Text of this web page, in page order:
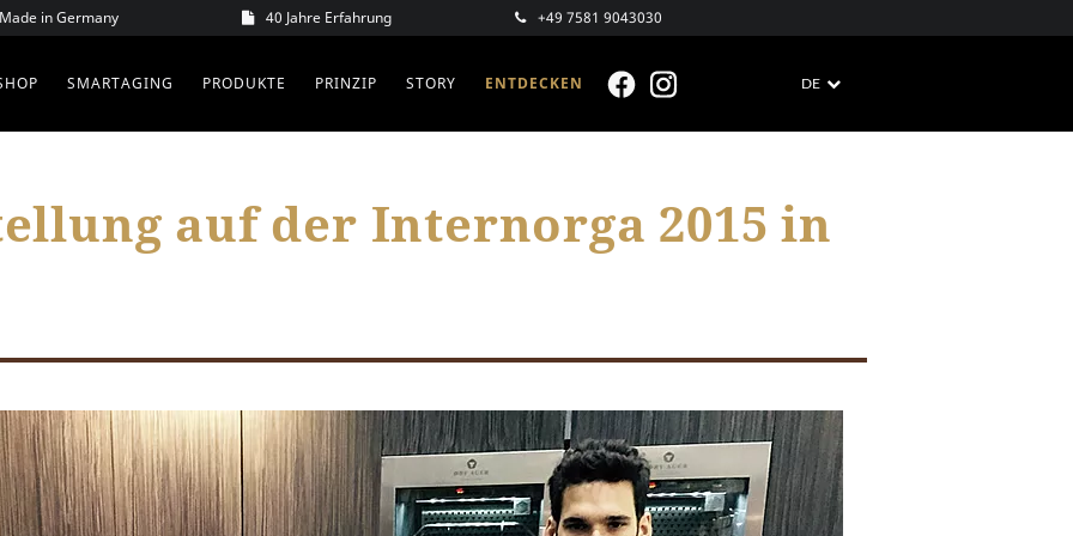
in Germany 40 Jahre Erfahrung +49 7581 9043030
SMARTAGING PRODUKTE PRINZIP STORY
ENTDECKEN
DE
auf der Internorga 2015 in